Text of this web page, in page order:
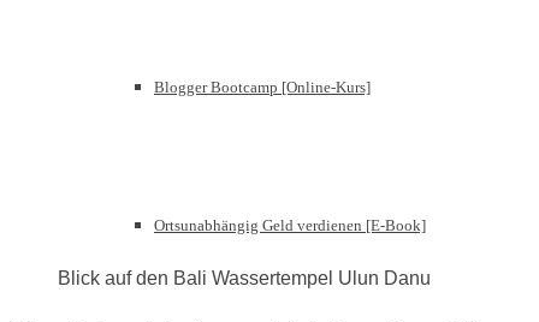
Blogger Bootcamp [Online-Kurs]
Ortsunabhängig Geld verdienen [E-Book]
Blick auf den Bali Wassertempel Ulun Danu